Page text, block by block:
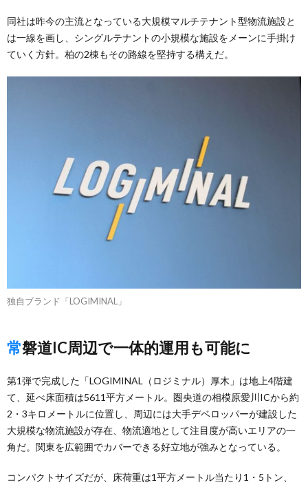
同社は昨今の主流となっている大規模マルチテナント型物流施設と
は一線を画し、シングルテナントの小規模な施設をメーンに手掛け
ていく方針。柏の2棟もその路線を堅持する構えだ。
独自ブランド「LOGIMINAL」
常磐道IC周辺で一体的運用も可能に
第1弾で完成した「LOGIMINAL（ロジミナル）厚木」は地上4階建
て、延べ床面積は5611平方メートル。圏央道の相模原愛川ICから約
2・3キロメートルに位置し、周辺には大手デベロッパーが建設した
大規模な物流施設が存在、物流適地として注目度が高いエリアの一
角だ。関東を広範囲でカバーできる好立地が強みとなっている。
コンパクトサイズだが、床荷重は1平方メートル当たり1・5トン、